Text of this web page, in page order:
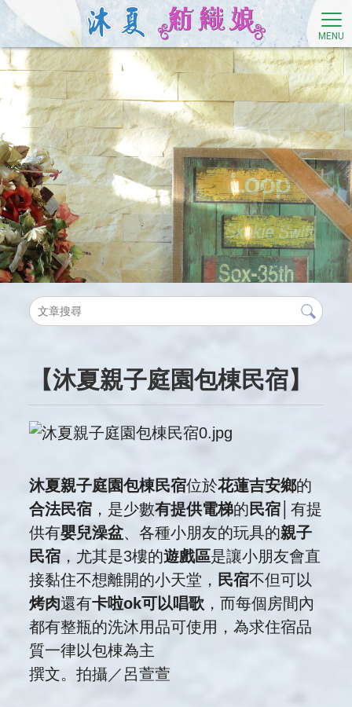
【沐夏親子庭園包棟民宿】
沐夏親子庭園包棟民宿位於花蓮吉安鄉的
合法民宿 ，是少數有提供電梯的 民宿 │有提
供有嬰兒澡盆、各種小朋友的玩具的親子
民宿 ，尤其是3樓的遊戲區是讓小朋友會直
接黏住不想離開的小天堂， 民宿不但可以
烤肉還有卡啦ok可以唱歌 ，而每個房間內
都有整瓶的洗沐用品可使用，為求住宿品
質一律以包棟為主
撰文。拍攝／呂萱萱